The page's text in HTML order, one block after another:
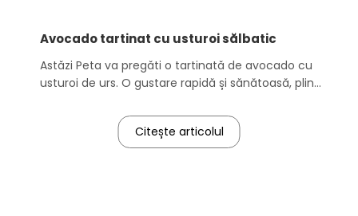
Avocado tartinat cu usturoi sălbatic
Astăzi Peta va pregăti o tartinată de avocado cu
usturoi de urs. O gustare rapidă și sănătoasă, plină
rămâne proaspătă mai mult timp și va păstra o
frumoasă culoare verde.Citește articolul